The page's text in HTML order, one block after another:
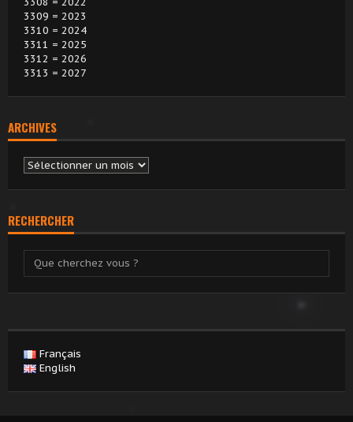
3309 = 2023
3310 = 2024
3311 = 2025
3312 = 2026
3313 = 2027
ARCHIVES
Archives
RECHERCHER
Français
English